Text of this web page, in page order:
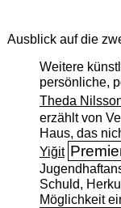
Ausblick auf die
Weitere
persönliche,
Theda
erzählt von
Haus, das
Yiğit
Schuld,
Möglichkeit